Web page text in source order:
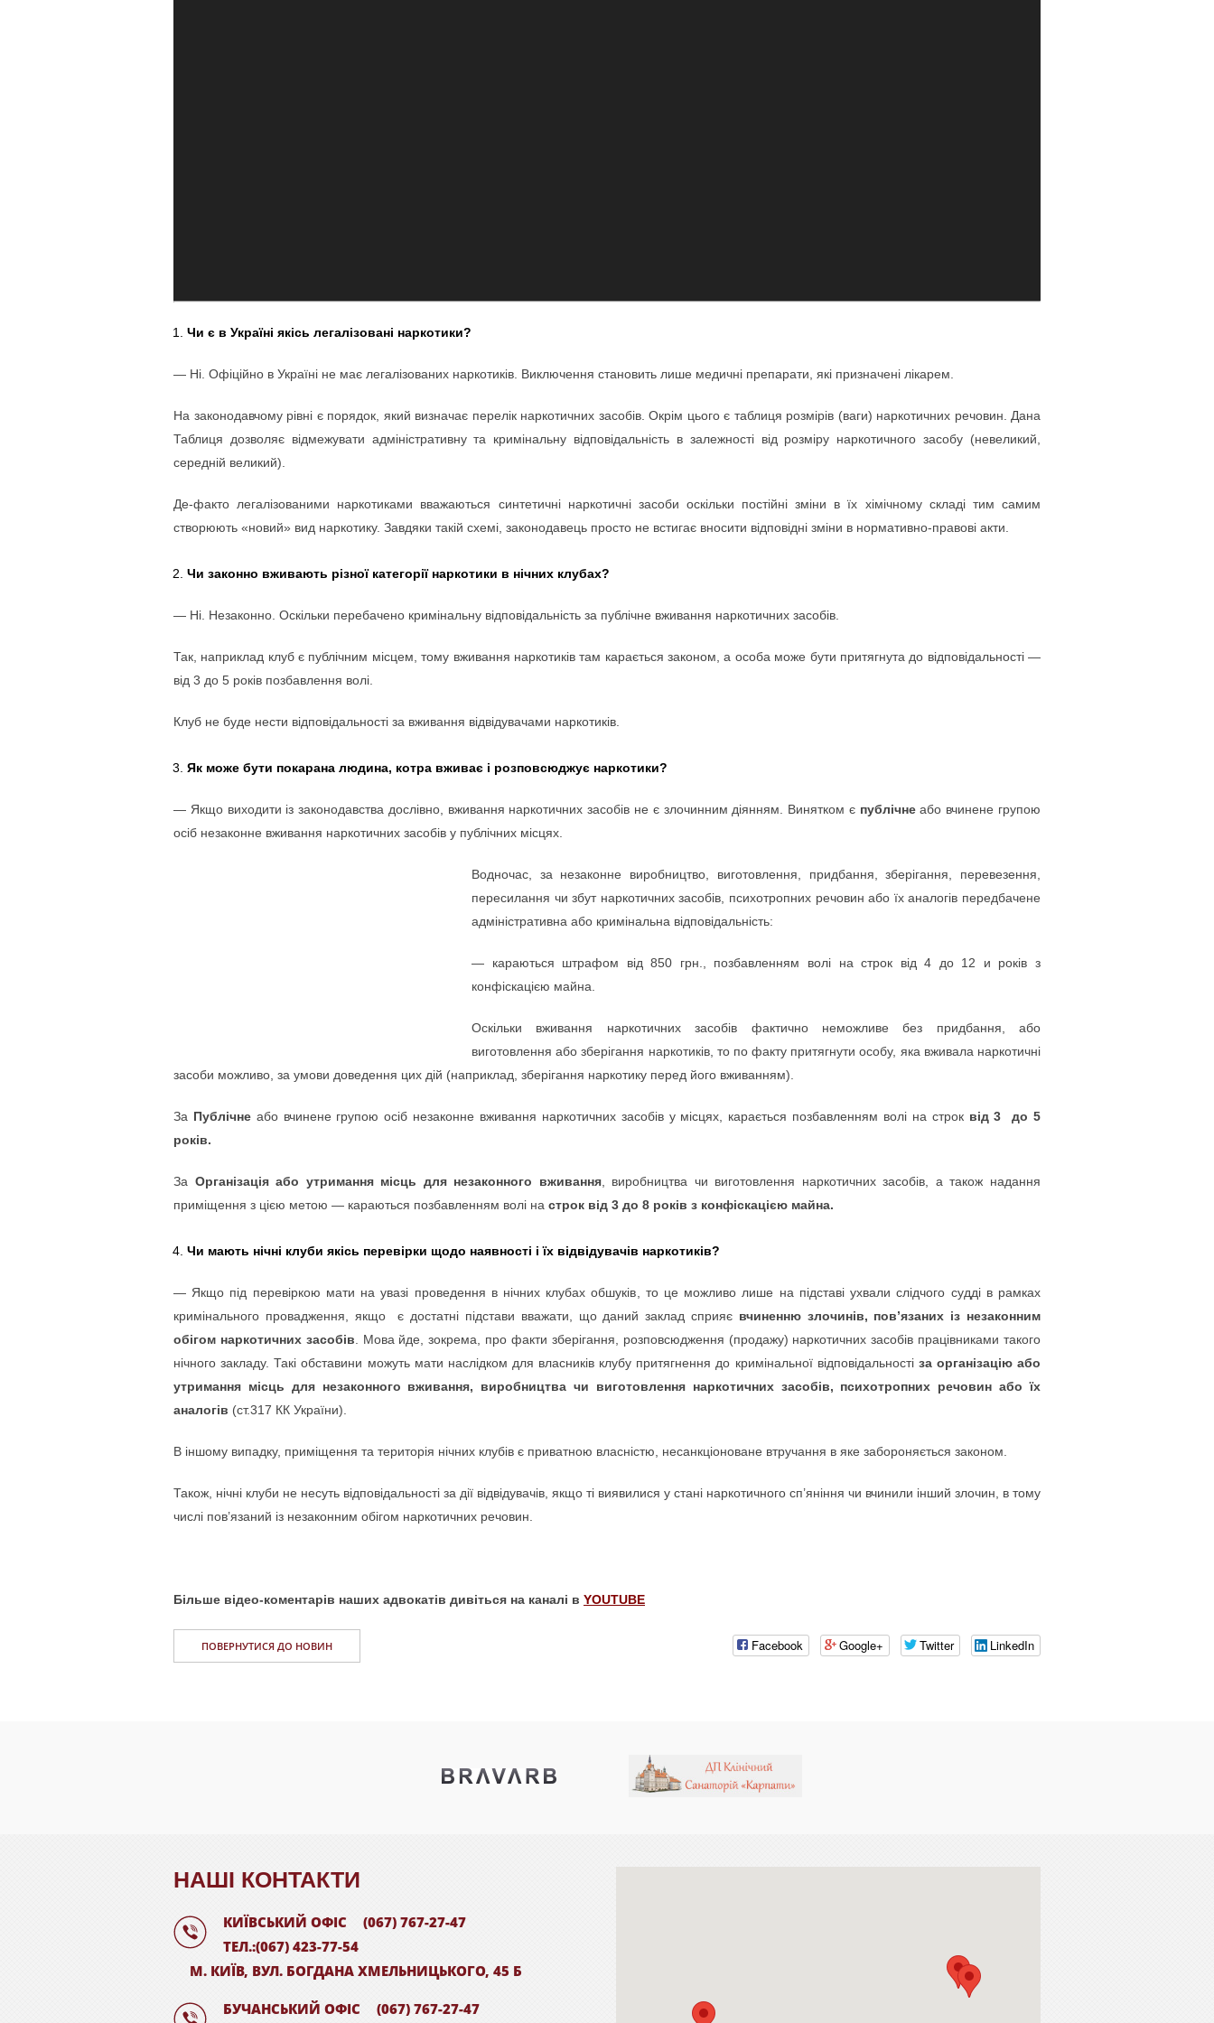
Чи є в Україні якісь легалізовані наркотики?
— Ні. Офіційно в Україні не має легалізованих наркотиків. Виключення становить лише медичні препарати, які призначені лікарем.
На законодавчому рівні є порядок, який визначає перелік наркотичних засобів. Окрім цього є таблиця розмірів (ваги) наркотичних речовин. Дана
Таблиця дозволяє відмежувати адміністративну та кримінальну відповідальність в залежності від розміру наркотичного засобу (невеликий,
середній великий).
Де-факто легалізованими наркотиками вважаються синтетичні наркотичні засоби оскільки постійні зміни в їх хімічному складі тим самим
створюють «новий» вид наркотику. Завдяки такій схемі, законодавець просто не встигає вносити відповідні зміни в нормативно-правові акти.
Чи законно вживають різної категорії наркотики в нічних клубах?
— Ні. Незаконно. Оскільки перебачено кримінальну відповідальність за публічне вживання наркотичних засобів.
Так, наприклад клуб є публічним місцем, тому вживання наркотиків там карається законом, а особа може бути притягнута до відповідальності —
від 3 до 5 років позбавлення волі.
Клуб не буде нести відповідальності за вживання відвідувачами наркотиків.
Як може бути покарана людина, котра вживає і розповсюджує наркотики?
— Якщо виходити із законодавства дослівно, вживання наркотичних засобів не є злочинним діянням. Винятком є публічнеабо вчинене групою
осіб незаконне вживання наркотичних засобів у публічних місцях.
Водночас, за незаконне виробництво, виготовлення, придбання, зберігання, перевезення,
пересилання чи збут наркотичних засобів, психотропних речовин або їх аналогів передбачене
адміністративна або кримінальна відповідальність:
— караються штрафом від 850 грн., позбавленням волі на строк від 4 до 12 и років з
конфіскацією майна.
Оскільки вживання наркотичних засобів фактично неможливе без придбання, або
виготовлення або зберігання наркотиків, то по факту притягнути особу, яка вживала наркотичні
засоби можливо, за умови доведення цих дій (наприклад, зберігання наркотику перед його вживанням).
За Публічне або вчинене групою осіб незаконне вживання наркотичних засобів у місцях, карається позбавленням волі на строк від 3 до 5
років.
За Організація або утримання місць для незаконного вживання, виробництва чи виготовлення наркотичних засобів, а також надання
приміщення з цією метою — караються позбавленням волі на строк від 3 до 8 років з конфіскацією майна.
Чи мають нічні клуби якісь перевірки щодо наявності і їх відвідувачів наркотиків?
— Якщо під перевіркою мати на увазі проведення в нічних клубах обшуків, то це можливо лише на підставі ухвали слідчого судді в рамках
кримінального провадження, якщо є достатні підстави вважати, що даний заклад сприяє вчиненню злочинів, пов’язаних із незаконним
обігом наркотичних засобів . Мова йде, зокрема, про факти зберігання, розповсюдження (продажу) наркотичних засобів працівниками такого
нічного закладу. Такі обставини можуть мати наслідком для власників клубу притягнення до кримінальної відповідальності за організацію або
утримання місць для незаконного вживання, виробництва чи виготовлення наркотичних засобів, психотропних речовин або їх
аналогів (ст.317 КК України).
В іншому випадку, приміщення та територія нічних клубів є приватною власністю, несанкціоноване втручання в яке забороняється законом.
Також, нічні клуби не несуть відповідальності за дії відвідувачів, якщо ті виявилися у стані наркотичного сп’яніння чи вчинили інший злочин, в тому
числі пов’язаний із незаконним обігом наркотичних речовин.
Більше відео-коментарів наших адвокатів дивіться на каналі в YOUTUBE
Facebook Google+ Twitter LinkedIn
ПОВЕРНУТИСЯ ДО НОВИН
НАШI КОНТАКТИ
КИЇВСЬКИЙ ОФІС
(067) 767-27-47
ТЕЛ.:(067) 423-77-54
М. КИЇВ, ВУЛ. БОГДАНА ХМЕЛЬНИЦЬКОГО, 45 Б
БУЧАНСЬКИЙ ОФІС (067) 767-27-47